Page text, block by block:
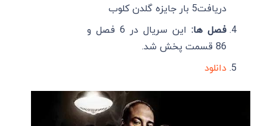
دریافت5 بار جایزه گلدن کلوب
فصل ها:
این سریال در 6 فصل و
86 قسمت پخش شد.
دانلود